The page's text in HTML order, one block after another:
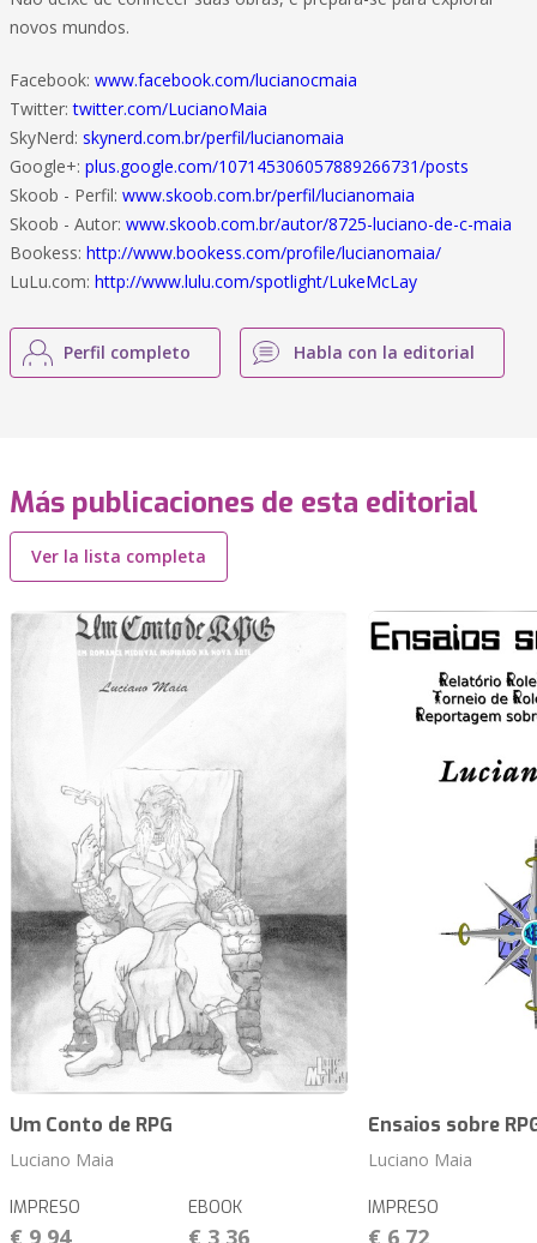
novos mundos.
Facebook: www.facebook.com/lucianocmaia
Twitter:twitter.com/LucianoMaia
SkyNerd: skynerd.com.br/perfil/lucianomaia
Google+: plus.google.com/107145306057889266731/posts
Skoob - Perfil: www.skoob.com.br/perfil/lucianomaia
Skoob - Autor: www.skoob.com.br/autor/8725-luciano-de-c-maia
Bookess: http://www.bookess.com/profile/lucianomaia/
LuLu.com: http://www.lulu.com/spotlight/LukeMcLay
Perfil completo Habla con la editorial
Más publicaciones de esta editorial
Ver la lista completa
Um Conto de RPG
Luciano Maia
IMPRESO
€ 9,94
EBOOK
€ 3,36
Ensaios sobre
Luciano Maia
IMPRESO
€ 6,72